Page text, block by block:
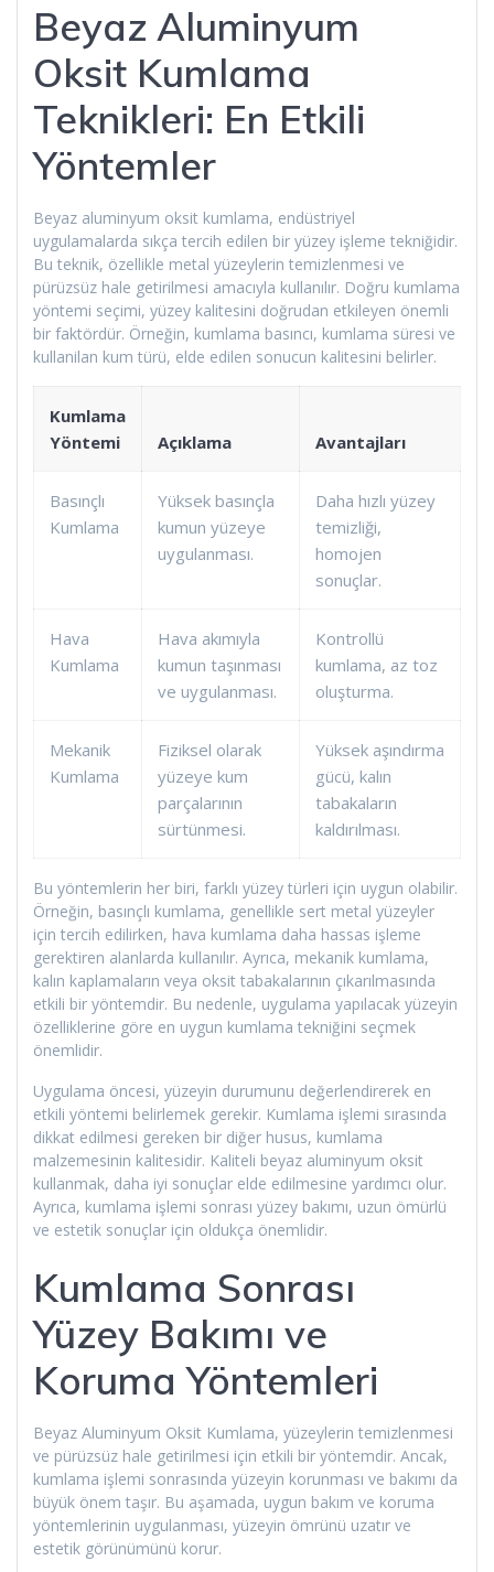
Beyaz Aluminyum
Oksit Kumlama
Teknikleri: En Etkili
Yöntemler
Beyaz aluminyum oksit kumlama, endüstriyel
uygulamalarda sıkça tercih edilen bir yüzey işleme tekniğidir.
Bu teknik, özellikle metal yüzeylerin temizlenmesi ve
pürüzsüz hale getirilmesi amacıyla kullanılır. Doğru kumlama
yöntemi seçimi, yüzey kalitesini doğrudan etkileyen önemli
bir faktördür. Örneğin, kumlama basıncı, kumlama süresi ve
kullanilan kum türü, elde edilen sonucun kalitesini belirler.
Kumlama
Yöntemi
Açıklama Avantajları
Basınçlı
Kumlama
Yüksek basınçla
kumun yüzeye
uygulanması.
Daha hızlı yüzey
temizliği,
homojen
sonuçlar.
Hava
Kumlama
Hava akımıyla
kumun taşınması
ve uygulanması.
Kontrollü
kumlama, az toz
oluşturma.
Mekanik
Kumlama
Fiziksel olarak
yüzeye kum
parçalarının
sürtünmesi.
Yüksek aşındırma
gücü, kalın
tabakaların
kaldırılması.
Bu yöntemlerin her biri, farklı yüzey türleri için uygun olabilir.
Örneğin, basınçlı kumlama, genellikle sert metal yüzeyler
için tercih edilirken, hava kumlama daha hassas işleme
gerektiren alanlarda kullanılır. Ayrıca, mekanik kumlama,
kalın kaplamaların veya oksit tabakalarının çıkarılmasında
etkili bir yöntemdir. Bu nedenle, uygulama yapılacak yüzeyin
özelliklerine göre en uygun kumlama tekniğini seçmek
önemlidir.
Uygulama öncesi, yüzeyin durumunu değerlendirerek en
etkili yöntemi belirlemek gerekir. Kumlama işlemi sırasında
dikkat edilmesi gereken bir diğer husus, kumlama
malzemesinin kalitesidir. Kaliteli beyaz aluminyum oksit
kullanmak, daha iyi sonuçlar elde edilmesine yardımcı olur.
Ayrıca, kumlama işlemi sonrası yüzey bakımı, uzun ömürlü
ve estetik sonuçlar için oldukça önemlidir.
Kumlama Sonrası
Yüzey Bakımı ve
Koruma Yöntemleri
Beyaz Aluminyum Oksit Kumlama, yüzeylerin temizlenmesi
ve pürüzsüz hale getirilmesi için etkili bir yöntemdir. Ancak,
kumlama işlemi sonrasında yüzeyin korunması ve bakımı da
büyük önem taşır. Bu aşamada, uygun bakım ve koruma
yöntemlerinin uygulanması, yüzeyin ömrünü uzatır ve
estetik görünümünü korur.